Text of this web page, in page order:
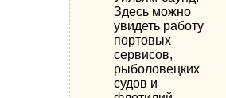
Здесь можно
увидеть работу
портовых
сервисов,
рыболовецких
судов и